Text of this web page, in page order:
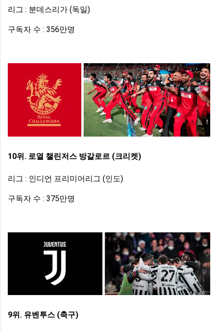
리그 : 분데스리가 (독일)
구독자 수 : 356만명
10위. 로열 챌린저스 방갈로르 (크리켓)
리그 : 인디언 프리미어리그 (인도)
구독자 수 : 375만명
9위. 유벤투스 (축구)